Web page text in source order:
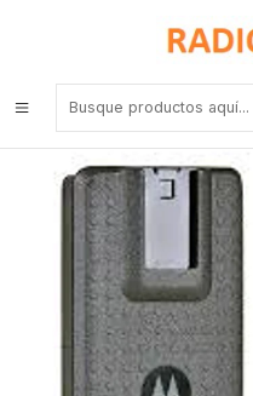
Motorola PMNN4489 TIA
UL * Modelos DGP en versión